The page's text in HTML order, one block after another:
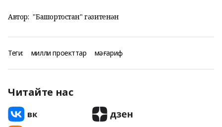
Автор: "Башҡортостан" гәзитенән
Теги: милли проекттар мәғариф
Читайте нас